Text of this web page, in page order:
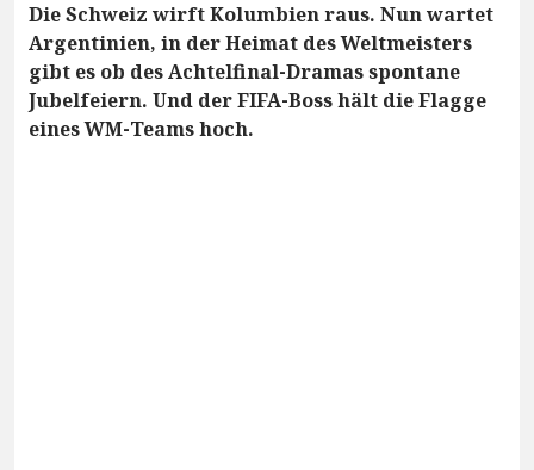
Die Schweiz wirft Kolumbien raus. Nun wartet
Argentinien, in der Heimat des Weltmeisters
gibt es ob des Achtelfinal-Dramas spontane
Jubelfeiern. Und der FIFA-Boss hält die Flagge
eines WM-Teams hoch.